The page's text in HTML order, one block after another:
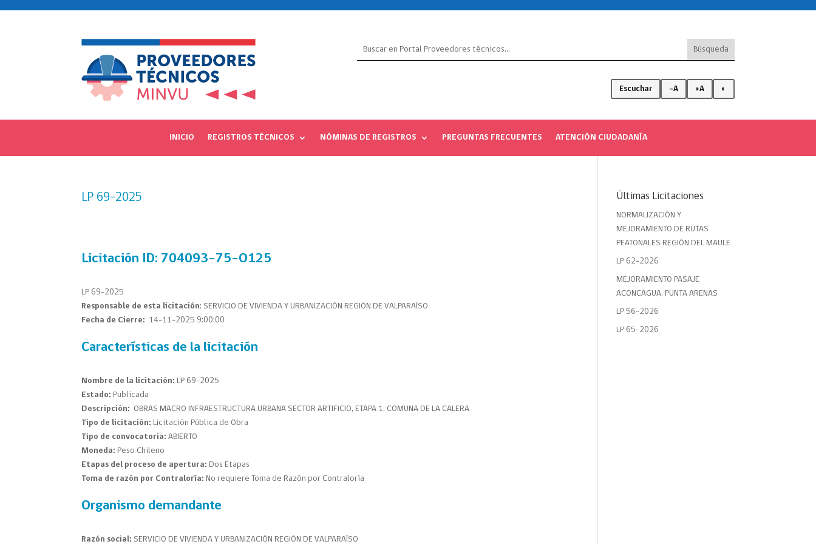
Escuchar -A +A ◐
INICIO REGISTROS TÉCNICOS NÓMINAS DE REGISTROS PREGUNTAS FRECUENTES ATENCIÓN CIUDADANÍA
LP 69-2025
Licitación ID: 704093-75-O125
LP 69-2025
Responsable de esta licitación: SERVICIO DE VIVIENDA Y URBANIZACIÓN REGIÓN DE VALPARAÍSO
Fecha de Cierre: 14-11-2025 9:00:00
Características de la licitación
Nombre de la licitación: LP 69-2025
Estado: Publicada
Descripción: OBRAS MACRO INFRAESTRUCTURA URBANA SECTOR ARTIFICIO, ETAPA 1, COMUNA DE LA CALERA
Tipo de licitación: Licitación Pública de Obra
Tipo de convocatoria: ABIERTO
Moneda: Peso Chileno
Etapas del proceso de apertura: Dos Etapas
Toma de razón por Contraloría: No requiere Toma de Razón por Contraloría
Organismo demandante
Razón social: SERVICIO DE VIVIENDA Y URBANIZACIÓN REGIÓN DE VALPARAÍSO
Últimas Licitaciones
NORMALIZACIÓN Y
MEJORAMIENTO DE RUTAS
PEATONALES REGIÓN DEL MAULE
LP 62-2026
MEJORAMIENTO PASAJE
ACONCAGUA, PUNTA ARENAS
LP 56-2026
LP 65-2026